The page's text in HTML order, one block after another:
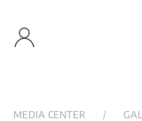
Accéder au
MEDIA CENTER